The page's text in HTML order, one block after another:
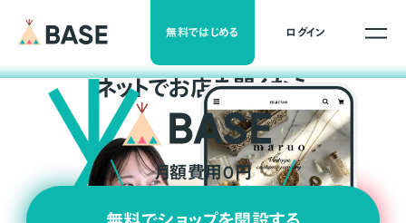
無料ではじめる ログイン
ネットでお店を開くなら
月額費用0円